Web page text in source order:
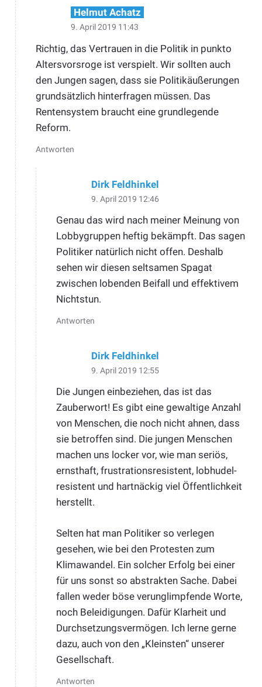
Helmut Achatz
9. April 2019 11:43
Richtig, das Vertrauen in die Politik in punkto
Altersvorsroge ist verspielt. Wir sollten auch
den Jungen sagen, dass sie Politikäußerungen
grundsätzlich hinterfragen müssen. Das
Rentensystem braucht eine grundlegende
Reform.
Antworten
Dirk Feldhinkel
9. April 2019 12:46
Genau das wird nach meiner Meinung von
Lobbygruppen heftig bekämpft. Das sagen
Politiker natürlich nicht offen. Deshalb
sehen wir diesen seltsamen Spagat
zwischen lobenden Beifall und effektivem
Nichtstun.
Antworten
Dirk Feldhinkel
9. April 2019 12:55
Die Jungen einbeziehen, das ist das
Zauberwort! Es gibt eine gewaltige Anzahl
von Menschen, die noch nicht ahnen, dass
sie betroffen sind. Die jungen Menschen
machen uns locker vor, wie man seriös,
ernsthaft, frustrationsresistent, lobhudel-
resistent und hartnäckig viel Öffentlichkeit
herstellt.
Selten hat man Politiker so verlegen
gesehen, wie bei den Protesten zum
Klimawandel. Ein solcher Erfolg bei einer
für uns sonst so abstrakten Sache. Dabei
fallen weder böse verunglimpfende Worte,
noch Beleidigungen. Dafür Klarheit und
Durchsetzungsvermögen. Ich lerne gerne
dazu, auch von den „Kleinsten“ unserer
Gesellschaft.
Antworten